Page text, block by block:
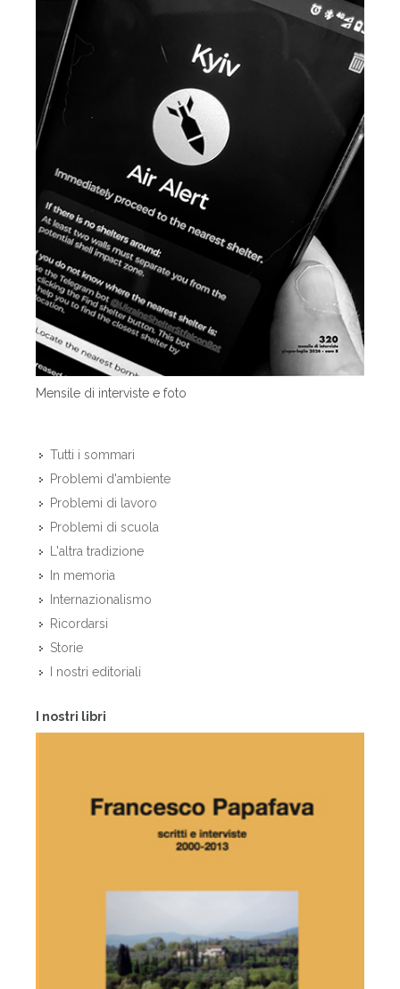
Mensile di interviste e foto
Tutti i sommari
Problemi d'ambiente
Problemi di lavoro
Problemi di scuola
L'altra tradizione
In memoria
Internazionalismo
Ricordarsi
Storie
I nostri editoriali
I nostri libri